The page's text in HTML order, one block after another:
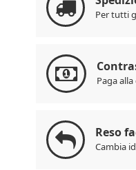
Per tutti
Paga
Reso
Cambia